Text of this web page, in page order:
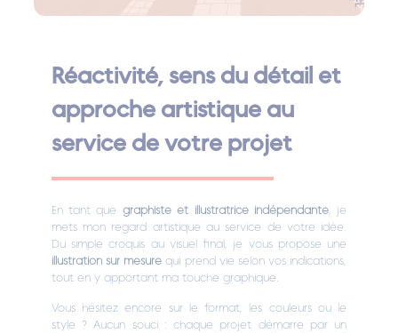
Réactivité, sens du détail et
approche artistique au
service de votre projet
En tant que graphiste et illustratrice indépendante, je
mets mon regard artistique au service de votre idée.
Du simple croquis au visuel final, je vous propose une
illustration sur mesure qui prend vie selon vos indications,
tout en y apportant ma touche graphique.
Vous hésitez encore sur le format, les couleurs ou le
style ? Aucun souci : chaque projet démarre par un